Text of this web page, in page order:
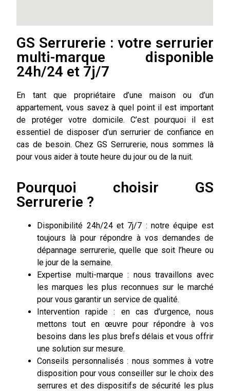
GS Serrurerie : votre serrurier
multi-marque disponible
24h/24 et 7j/7
En tant que propriétaire d’une maison ou d’un
appartement, vous savez à quel point il est important
de protéger votre domicile. C’est pourquoi il est
essentiel de disposer d’un serrurier de confiance en
cas de besoin. Chez GS Serrurerie, nous sommes là
pour vous aider à toute heure du jour ou de la nuit.
Pourquoi choisir GS
Serrurerie ?
Disponibilité 24h/24 et 7j/7 : notre équipe est
toujours là pour répondre à vos demandes de
dépannage serrurerie, quelle que soit l’heure ou
le jour de la semaine.
Expertise multi-marque : nous travaillons avec
les marques les plus reconnues sur le marché
pour vous garantir un service de qualité.
Intervention rapide : en cas d’urgence, nous
mettons tout en œuvre pour répondre à vos
besoins dans les plus brefs délais et vous offrir
une solution sur mesure.
Conseils personnalisés : nous sommes à votre
disposition pour vous conseiller sur le choix des
serrures et des dispositifs de sécurité les plus